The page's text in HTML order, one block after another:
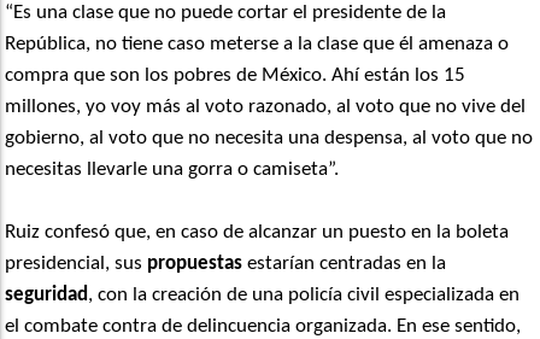
“Es una clase que no puede cortar el presidente de la
República, no tiene caso meterse a la clase que él amenaza o
compra que son los pobres de México. Ahí están los 15
millones, yo voy más al voto razonado, al voto que no vive del
gobierno, al voto que no necesita una despensa, al voto que no
necesitas llevarle una gorra o camiseta”.
Ruiz confesó que, en caso de alcanzar un puesto en la boleta
presidencial, sus propuestas estarían centradas en la
seguridad, con la creación de una policía civil especializada en
el combate contra de delincuencia organizada. En ese sentido,